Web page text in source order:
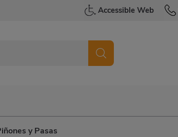
Accessible Web
y Pasas